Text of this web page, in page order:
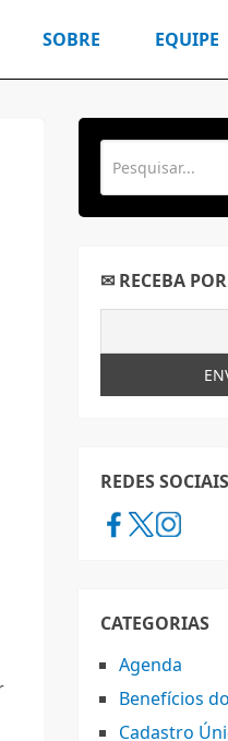
SOBRE EQUIPE
✉ RECEBA
REDES SOCIAIS
CATEGORIAS
Agenda
Benefícios
Cadastro